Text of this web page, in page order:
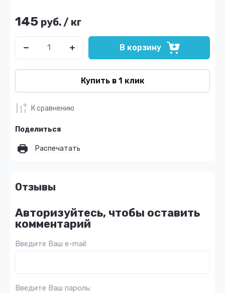
145 руб. / кг
В корзину
Купить в 1 клик
К сравнению
Поделиться
Распечатать
Отзывы
Авторизуйтесь, чтобы оставить
комментарий
Введите Ваш e-mail:
Введите Ваш пароль: